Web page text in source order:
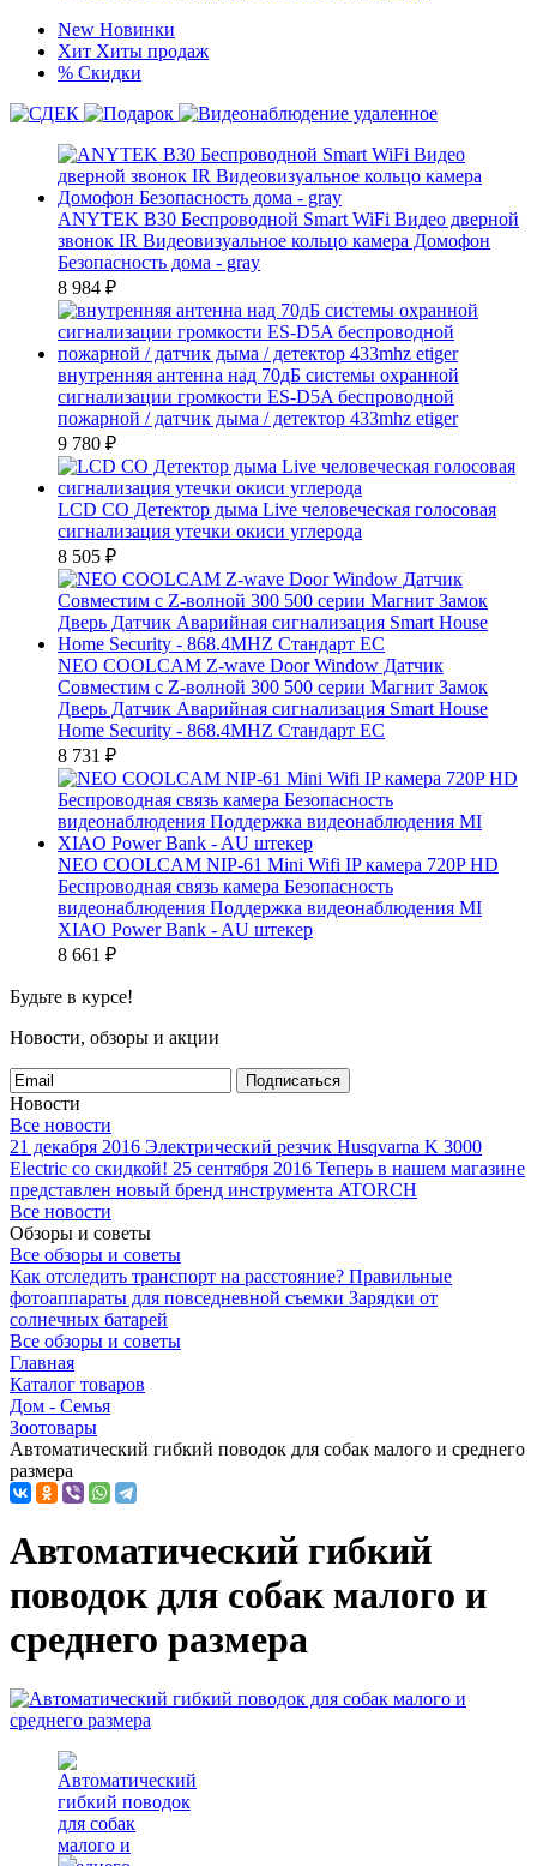
New Новинки
Хит Хиты продаж
% Скидки
ANYTEK B30 Беспроводной Smart WiFi Видео дверной
звонок IR Видеовизуальное кольцо камера Домофон
Безопасность дома - gray
8 984 ₽
внутренняя антенна над 70дБ системы охранной
сигнализации громкости ES-D5A беспроводной
пожарной / датчик дыма / детектор 433mhz etiger
9 780 ₽
LCD CO Детектор дыма Live человеческая голосовая
сигнализация утечки окиси углерода
8 505 ₽
NEO COOLCAM Z-wave Door Window Датчик
Совместим с Z-волной 300 500 серии Магнит Замок
Дверь Датчик Аварийная сигнализация Smart House
Home Security - 868.4MHZ Стандарт ЕС
8 731 ₽
NEO COOLCAM NIP-61 Mini Wifi IP камера 720P HD
Беспроводная связь камера Безопасность
видеонаблюдения Поддержка видеонаблюдения MI
XIAO Power Bank - AU штекер
8 661 ₽
Будьте в курсе!
Новости, обзоры и акции
Подписаться
Новости
Все новости
21 декабря 2016 Электрический резчик Husqvarna K 3000
Electric со скидкой! 25 сентября 2016 Теперь в нашем магазине
представлен новый бренд инструмента ATORCH
Все новости
Обзоры и советы
Все обзоры и советы
Как отследить транспорт на расстояние? Правильные
фотоаппараты для повседневной съемки Зарядки от
солнечных батарей
Все обзоры и советы
Главная
Каталог товаров
Дом - Семья
Зоотовары
Автоматический гибкий поводок для собак малого и среднего
размера
Автоматический гибкий
поводок для собак малого и
среднего размера